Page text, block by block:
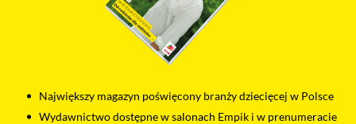
Największy magazyn poświęcony branży dziecięcej w Polsce
Wydawnictwo dostępne w salonach Empik i w prenumeracie